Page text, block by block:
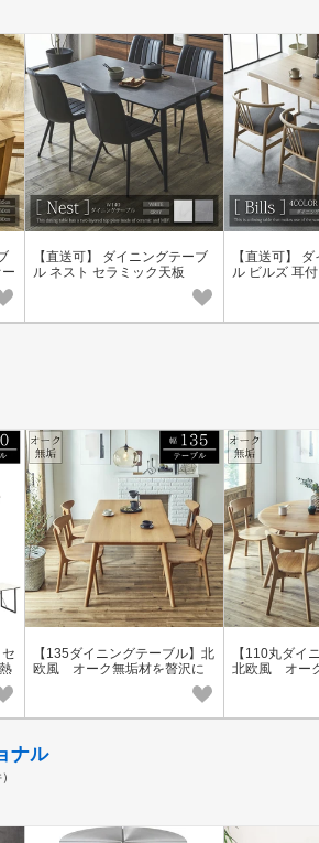
【直送可】 ダイニングテーブ
ル ネスト セラミック天板
【直送可】
ル ビルズ 耳
【135ダイニングテーブル】北
欧風 オーク無垢材を贅沢に
【110丸ダイ
北欧風 オー
ナル